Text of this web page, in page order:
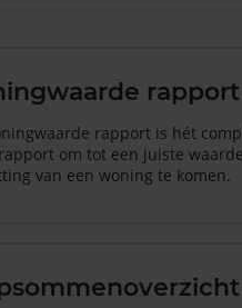
rapport
rapport is hét
om tot een juiste waarde
van een woning te komen.